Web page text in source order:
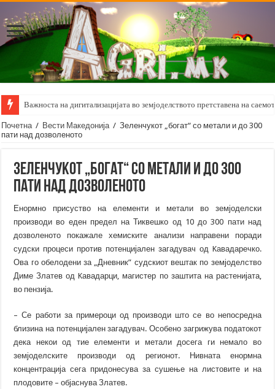
Важноста на дигитализацијата во земјоделството претставена на
Почетна / Вести Македонија / Зеленчукот „богат“ со метали и до 300
пати над дозволеното
Зеленчукот „богат“ со метали и до 300
пати над дозволеното
Енормно присуство на елементи и метали во земјоделски
производи во еден предел на Тиквешко од 10 до 300 пати над
дозволеното покажале хемиските анализи направени поради
судски процеси против потенцијален загадувач од Kавадаречко.
Ова го обелодени за „Дневник” судскиот вештак по земјоделство
Диме Златев од Kавадарци, магистер по заштита на растенијата,
во пензија.
– Се работи за примероци од производи што се во непосредна
близина на потенцијален загадувач. Особено загрижува податокот
дека некои од тие елементи и метали досега ги немало во
земјоделските производи од регионот. Нивната енормна
концентрација сега придонесува за сушење на листовите и на
плодовите – објаснува Златев.